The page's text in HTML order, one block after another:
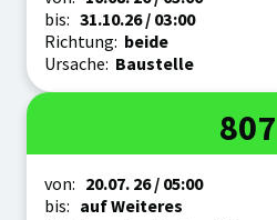
bis: 31.10.26/ 03:00
Richtung: beide
Ursache: Baustelle
Linie
807
Zeitraum
von: 20.07. 26/ 05:00
bis: auf Weiteres